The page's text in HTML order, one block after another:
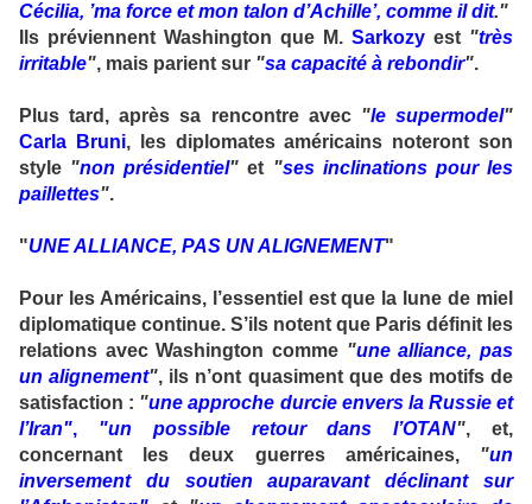
Cécilia, ’ma force et mon talon d’Achille’, comme il dit."
Ils préviennent Washington que M. Sarkozy est "très
irritable", mais parient sur "sa capacité à rebondir".
Plus tard, après sa rencontre avec "le supermodel"
Carla Bruni, les diplomates américains noteront son
style "non présidentiel" et "ses inclinations pour les
paillettes".
"UNE ALLIANCE, PAS UN ALIGNEMENT"
Pour les Américains, l’essentiel est que la lune de miel
diplomatique continue. S’ils notent que Paris définit les
relations avec Washington comme "une alliance, pas
un alignement", ils n’ont quasiment que des motifs de
satisfaction : "une approche durcie envers la Russie et
l’Iran", "un possible retour dans l’OTAN", et,
concernant les deux guerres américaines, "un
inversement du soutien auparavant déclinant sur